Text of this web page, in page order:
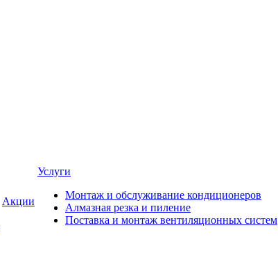
Акции
Услуги
Монтаж и обслуживание кондиционеров
Алмазная резка и пиление
Поставка и монтаж вентиляционных систем